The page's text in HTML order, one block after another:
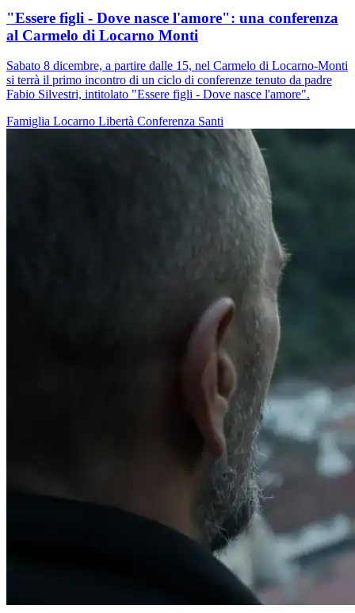
"Essere figli - Dove nasce l'amore": una conferenza
al Carmelo di Locarno Monti
Sabato 8 dicembre, a partire dalle 15, nel Carmelo di Locarno-Monti
si terrà il primo incontro di un ciclo di conferenze tenuto da padre
Fabio Silvestri, intitolato "Essere figli - Dove nasce l'amore".
Famiglia Locarno Libertà Conferenza Santi